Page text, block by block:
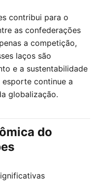
contribui para o
as confederações
a competição,
laços são
e a sustentabilidade
continue a
globalização.
do